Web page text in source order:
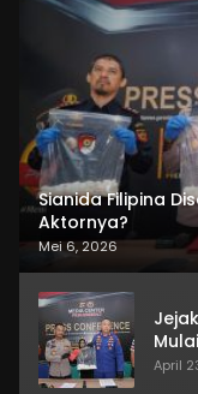
Sianida Filipina
Aktornya?
Mei 6, 2026
April